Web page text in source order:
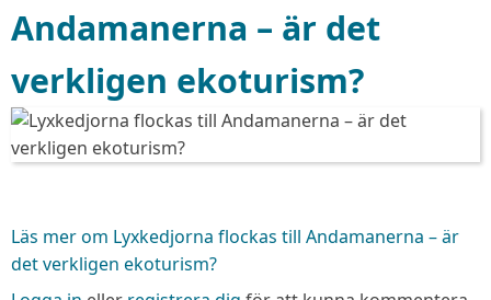
Andamanerna – är det
verkligen ekoturism?
Läs merom Lyxkedjorna flockas till Andamanerna – är
det verkligen ekoturism?